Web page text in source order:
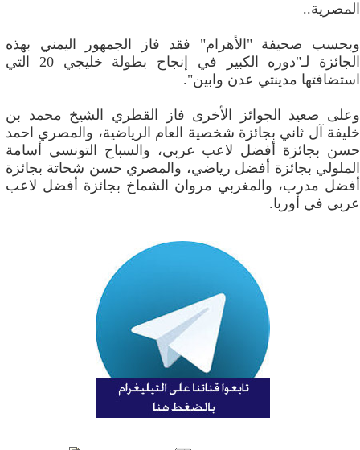
المصرية..
وبحسب صحيفة "الأهرام" فقد فاز الجمهور اليمني بهذه
الجائزة لـ"دوره الكبير في إنجاح بطولة خليجي 20 التي
استضافتها مدينتي عدن وابين".
وعلى صعيد الجوائز الأخرى فاز القطري الشيخ محمد بن
خليفة آل ثاني بجائزة شخصية العام الرياضية، والمصري احمد
حسن بجائزة أفضل لاعب عربي، والسباح التونسي أسامة
الملولي بجائزة أفضل رياضي، والمصري حسن شحاتة بجائزة
أفضل مدرب، والمغربي مروان الشماخ بجائزة أفضل لاعب
عربي في أوربا.